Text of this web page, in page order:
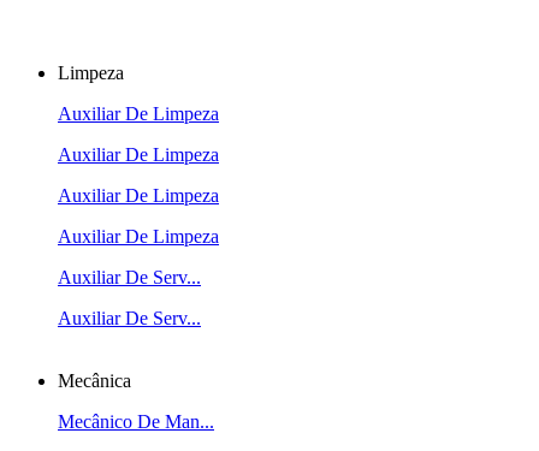
Limpeza
Auxiliar De Limpeza
Auxiliar De Limpeza
Auxiliar De Limpeza
Auxiliar De Limpeza
Auxiliar De Serv...
Auxiliar De Serv...
Mecânica
Mecânico De Man...